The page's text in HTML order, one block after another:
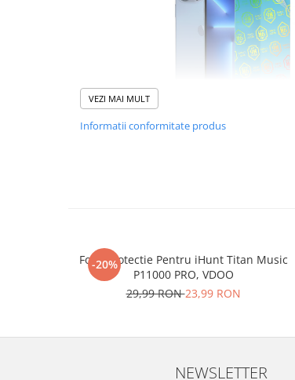
Materialul folosit in
este sticla pe care
Nano
mii de cioburi
VEZI MAI MULT
Informatii conformitate produs
-20%
Folie Protectie Pentru iHunt Titan Music
P11000 PRO, VDOO
29,99 RON23,99 RON
NEWSLETTER